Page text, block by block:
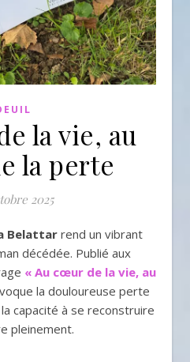
la vie, au
la perte
2025
Belattarrend un vibrant
décédée. Publié aux
« Au cœur de la vie, au
la douloureuse perte
capacité à se reconstruire
pleinement.